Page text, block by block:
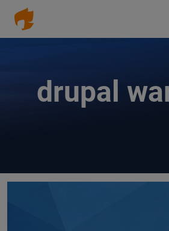
Direkt
zum
Inhalt
drupal